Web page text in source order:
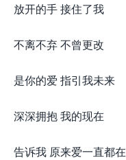
放开的手 接住了我
不离不弃 不曾更改
是你的爱 指引我未来
深深拥抱 我的现在
告诉我 原来爱一直都在